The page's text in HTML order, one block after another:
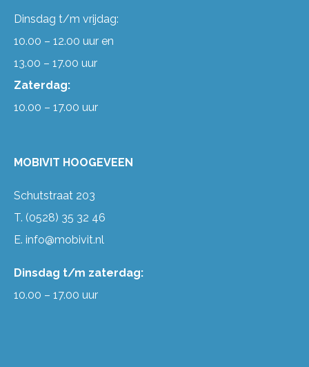
Dinsdag t/m vrijdag:
10.00 – 12.00 uur en
13.00 – 17.00 uur
Zaterdag:
10.00 – 17.00 uur
MOBIVIT HOOGEVEEN
Schutstraat 203
T. (0528) 35 32 46
E. info@mobivit.nl
Dinsdag t/m zaterdag:
10.00 – 17.00 uur